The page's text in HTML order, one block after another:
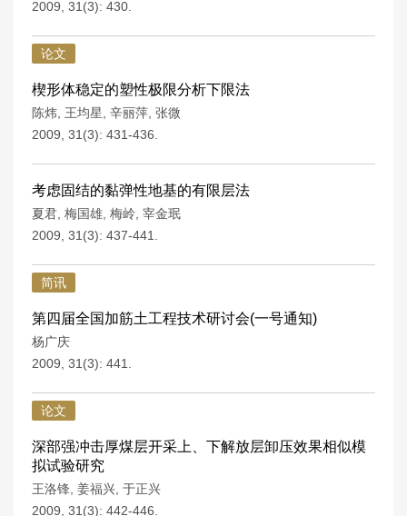
2009, 31(3): 430.
论文
楔形体稳定的塑性极限分析下限法
陈炜 王均星 辛丽萍 张微
2009, 31(3): 431-436.
考虑固结的黏弹性地基的有限层法
夏君 梅国雄 梅岭 宰金珉
2009, 31(3): 437-441.
简讯
第四届全国加筋土工程技术研讨会(一号通知)
杨广庆
2009, 31(3): 441.
论文
深部强冲击厚煤层开采上、下解放层卸压效果相似模
拟试验研究
王洛锋 姜福兴 于正兴
2009, 31(3): 442-446.